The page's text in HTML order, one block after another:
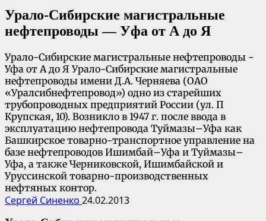
Урало-Сибирские магистральные
нефтепроводы — Уфа от А до Я
Урало-Сибирские магистральные нефтепроводы -
Уфа от А до Я Урало-Сибирские магистральные
нефтепроводы имени Д.А. Черняева (ОАО
«Уралсибнефтепровод») одно из старейших
трубопроводных предприятий России (ул. П
Крупская, 10). Возникло в 1947 г. после ввода в
эксплуатацию нефтепровода Туймазы–Уфа как
Башкирское товарно-транспортное управление на
базе нефтепроводов Ишимбай–Уфа и Туймазы–
Уфа, а также Черниковской, Ишимбайской и
Уруссинской товарно-производственных
нефтяных контор.
Сергей Синенко 24.02.2013